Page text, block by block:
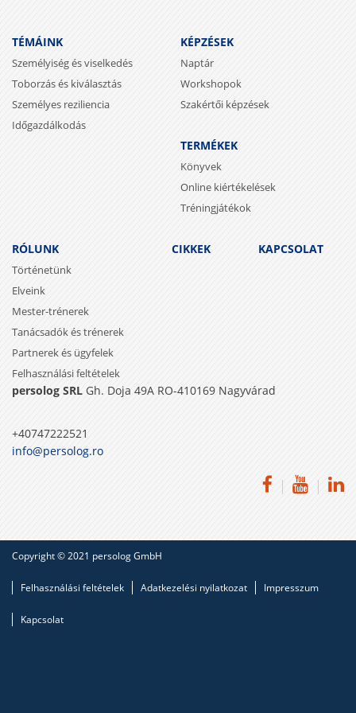
TÉMÁINK
Személyiség és viselkedés
Toborzás és kiválasztás
Személyes reziliencia
Időgazdálkodás
KÉPZÉSEK
Naptár
Workshopok
Szakértői képzések
TERMÉKEK
Könyvek
Online kiértékelések
Tréningjátékok
RÓLUNK
Történetünk
Elveink
Mester-trénerek
Tanácsadók és trénerek
Partnerek és ügyfelek
Felhasználási feltételek
CIKKEK KAPCSOLAT
persolog SRL Gh. Doja 49A RO-410169 Nagyvárad
+40747222521
info@persolog.ro
Copyright © 2021 persolog GmbH
Felhasználási feltételek Adatkezelési nyilatkozat Impresszum
Kapcsolat